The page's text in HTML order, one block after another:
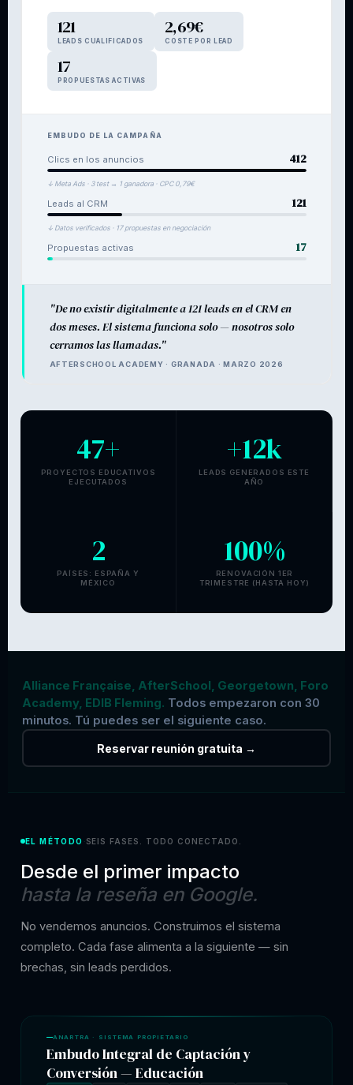
121
LEADS CUALIFICADOS
2,69€
COSTE POR LEAD
17
PROPUESTAS ACTIVAS
EMBUDO DE LA CAMPAÑA
Clics en los anuncios 412
↓ Meta Ads · 3 test → 1 ganadora · CPC 0,79€
Leads al CRM 121
↓ Datos verificados · 17 propuestas en negociación
Propuestas activas 17
"De no existir digitalmente a 121 leads en el CRM en
dos meses. El sistema funciona solo — nosotros solo
cerramos las llamadas."
AFTERSCHOOL ACADEMY · GRANADA · MARZO 2026
47+
PROYECTOS EDUCATIVOS
EJECUTADOS
+12k
LEADS GENERADOS ESTE
AÑO
2
PAÍSES: ESPAÑA Y
MÉXICO
100%
RENOVACIÓN 1ER
TRIMESTRE (HASTA HOY)
Alliance Française, AfterSchool, Georgetown, Foro
Academy, EDIB Fleming. Todos empezaron con 30
minutos. Tú puedes ser el siguiente caso.
Reservar reunión gratuita →
EL MÉTODO ·SEIS FASES. TODO CONECTADO.
Desde el primer impacto
hasta la reseña en Google.
No vendemos anuncios. Construimos el sistema
completo. Cada fase alimenta a la siguiente — sin
brechas, sin leads perdidos.
ANARTRA · SISTEMA PROPIETARIO
Embudo Integral de Captación y
Conversión — Educación